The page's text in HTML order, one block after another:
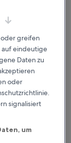
Preis
beträgt
155 €
155 €
& Gebühren
15. Aug.–16. Aug.
greifen
auf eindeutige
Daten zu
oder
signalisiert
um